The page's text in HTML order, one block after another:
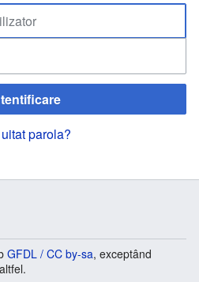
parola?
GFDL / CC by-sa, exceptând